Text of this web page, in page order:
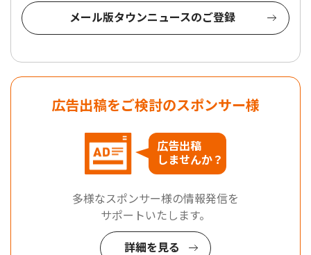
メール版タウンニュースのご登録
広告出稿をご検討のスポンサー様
広告出稿
しませんか？
多様なスポンサー様の情報発信を
サポートいたします。
詳細を見る